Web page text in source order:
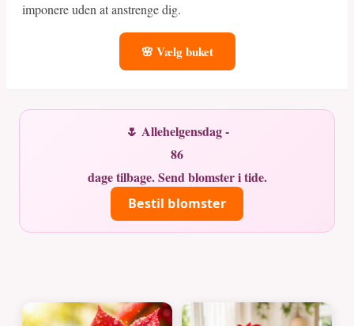
imponere uden at anstrenge dig.
🌸 Vælg buket
🌷 Allehelgensdag -
86
dage tilbage. Send blomster i tide.
Bestil blomster